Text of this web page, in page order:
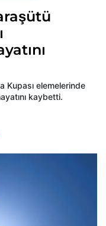
Kupası elemelerinde
kaybetti.